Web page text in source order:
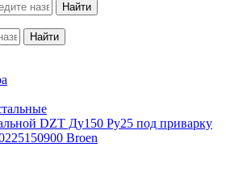
Найти
Найти
DZT Ду150 Ру25 под приварку
Broen